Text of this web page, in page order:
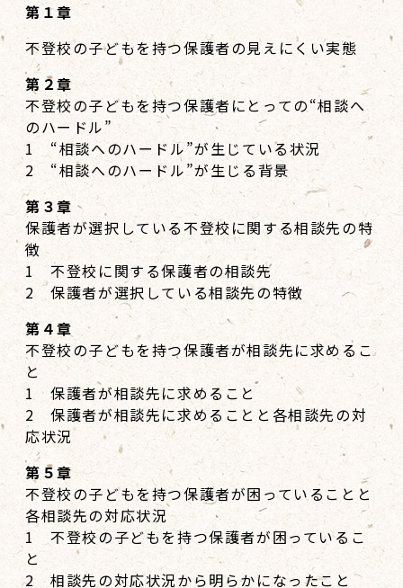
第１章
不登校の子どもを持つ保護者の見えにくい実態
第２章
不登校の子どもを持つ保護者にとっての“相談へ
のハードル”
1 “相談へのハードル”が生じている状況
2 “相談へのハードル”が生じる背景
第３章
保護者が選択している不登校に関する相談先の特
徴
1 不登校に関する保護者の相談先
2 保護者が選択している相談先の特徴
第４章
不登校の子どもを持つ保護者が相談先に求めるこ
と
1 保護者が相談先に求めること
2 保護者が相談先に求めることと各相談先の対
応状況
第５章
不登校の子どもを持つ保護者が困っていることと
各相談先の対応状況
1 不登校の子どもを持つ保護者が困っているこ
と
2 相談先の対応状況から明らかになったこと